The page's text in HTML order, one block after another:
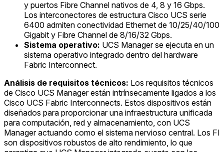
y puertos Fibre Channel nativos de 4, 8 y 16 Gbps.
Los interconectores de estructura Cisco UCS serie
6400 admiten conectividad Ethernet de 10/25/40/100
Gigabit y Fibre Channel de 8/16/32 Gbps.
Sistema operativo: UCS Manager se ejecuta en un
sistema operativo integrado dentro del hardware
Fabric Interconnect.
Análisis de requisitos técnicos: Los requisitos técnicos
de Cisco UCS Manager están intrínsecamente ligados a los
Cisco UCS Fabric Interconnects. Estos dispositivos están
diseñados para proporcionar una infraestructura unificada
para computación, red y almacenamiento, con UCS
Manager actuando como el sistema nervioso central. Los FI
son dispositivos robustos de alto rendimiento, lo que